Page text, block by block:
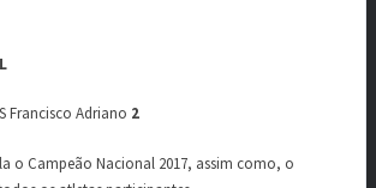
Francisco Adriano 2
o Campeão Nacional 2017, assim como, o